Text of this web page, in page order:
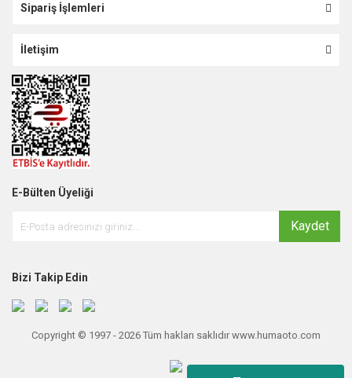
Sipariş İşlemleri
İletişim
E-Bülten Üyeliği
Kaydet
Bizi Takip Edin
Copyright © 1997 - 2026 Tüm hakları saklıdır www.humaoto.com